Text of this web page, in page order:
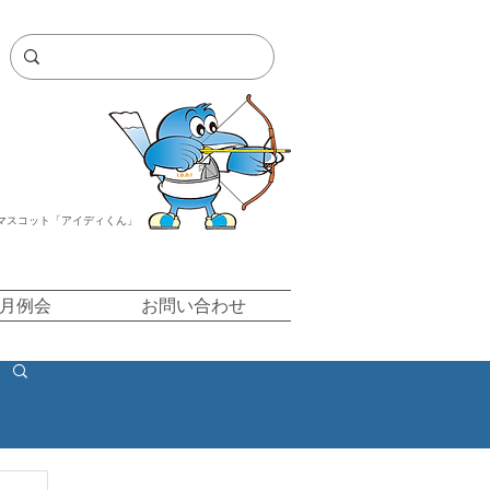
コット「アイディくん」
例会 お問い合わせ